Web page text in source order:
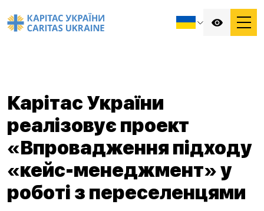
Карітас України
реалізовує проект
«Впровадження підходу
«кейс-менеджмент» у
роботі з переселенцями